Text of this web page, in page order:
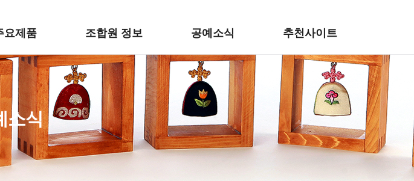
요제품 조합원 정보 공예소식 추천사이트
소식